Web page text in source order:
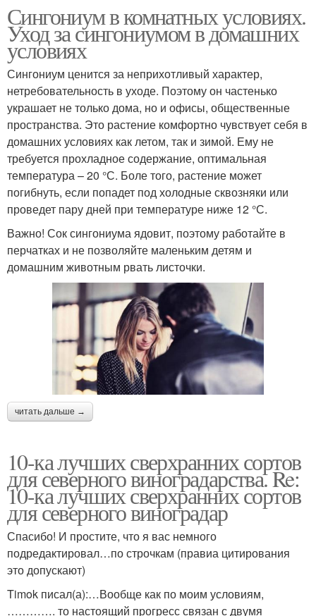
Сингониум в комнатных условиях.
Уход за сингониумом в домашних
условиях
Сингониум ценится за неприхотливый характер,
нетребовательность в уходе. Поэтому он частенько
украшает не только дома, но и офисы, общественные
пространства. Это растение комфортно чувствует себя в
домашних условиях как летом, так и зимой. Ему не
требуется прохладное содержание, оптимальная
температура – 20 °С. Боле того, растение может
погибнуть, если попадет под холодные сквозняки или
проведет пару дней при температуре ниже 12 °С.
Важно! Сок сингониума ядовит, поэтому работайте в
перчатках и не позволяйте маленьким детям и
домашним животным рвать листочки.
читать дальше →
10-ка лучших сверхранних сортов
для северного виноградарства. Re:
10-ка лучших сверхранних сортов
для северного виноградар
Спасибо! И простите, что я вас немного
подредактировал…по строчкам (правиа цитирования
это допускают)
Timok писал(а):…Вообще как по моим условиям,
…………. то настоящий прогресс связан с двумя